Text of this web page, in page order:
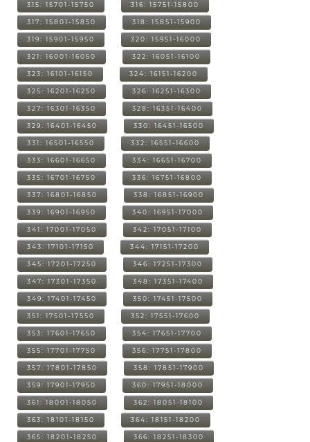
315: 15701-15750 316: 15751-15800
317: 15801-15850 318: 15851-15900
319: 15901-15950 320: 15951-16000
321: 16001-16050 322: 16051-16100
323: 16101-16150 324: 16151-16200
325: 16201-16250 326: 16251-16300
327: 16301-16350 328: 16351-16400
329: 16401-16450 330: 16451-16500
331: 16501-16550 332: 16551-16600
333: 16601-16650 334: 16651-16700
335: 16701-16750 336: 16751-16800
337: 16801-16850 338: 16851-16900
339: 16901-16950 340: 16951-17000
341: 17001-17050 342: 17051-17100
343: 17101-17150 344: 17151-17200
345: 17201-17250 346: 17251-17300
347: 17301-17350 348: 17351-17400
349: 17401-17450 350: 17451-17500
351: 17501-17550 352: 17551-17600
353: 17601-17650 354: 17651-17700
355: 17701-17750 356: 17751-17800
357: 17801-17850 358: 17851-17900
359: 17901-17950 360: 17951-18000
361: 18001-18050 362: 18051-18100
363: 18101-18150 364: 18151-18200
365: 18201-18250 366: 18251-18300